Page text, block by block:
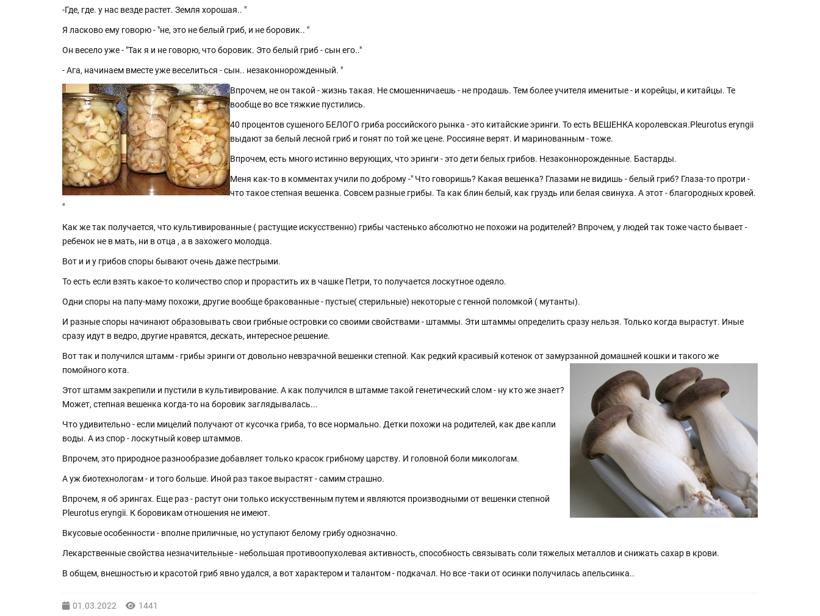
-Где, где. у нас везде растет. Земля хорошая.. "
Я ласково ему говорю - "не, это не белый гриб, и не боровик.. "
Он весело уже - "Так я и не говорю, что боровик. Это белый гриб - сын его.."
- Ага, начинаем вместе уже веселиться - сын.. незаконнорожденный. "
Впрочем, не он такой - жизнь такая. Не смошенничаешь - не продашь. Тем более учителя именитые - и корейцы, и китайцы. Те
вообще во все тяжкие пустились.
40 процентов сушеного БЕЛОГО гриба российского рынка - это китайские эринги. То есть ВЕШЕНКА королевская.Pleurotus eryngii
выдают за белый лесной гриб и гонят по той же цене. Россияне верят. И маринованным - тоже.
Впрочем, есть много истинно верующих, что эринги - это дети белых грибов. Незаконнорожденные. Бастарды.
Меня как-то в комментах учили по доброму -" Что говоришь? Какая вешенка? Глазами не видишь - белый гриб? Глаза-то протри -
что такое степная вешенка. Совсем разные грибы. Та как блин белый, как груздь или белая свинуха. А этот - благородных кровей.
"
Как же так получается, что культивированные ( растущие искусственно) грибы частенько абсолютно не похожи на родителей? Впрочем, у людей так тоже часто бывает -
ребенок не в мать, ни в отца , а в захожего молодца.
Вот и и у грибов споры бывают очень даже пестрыми.
То есть если взять какое-то количество спор и прорастить их в чашке Петри, то получается лоскутное одеяло.
Одни споры на папу-маму похожи, другие вообще бракованные - пустые( стерильные) некоторые с генной поломкой ( мутанты).
И разные споры начинают образовывать свои грибные островки со своими свойствами - штаммы. Эти штаммы определить сразу нельзя. Только когда вырастут. Иные
сразу идут в ведро, другие нравятся, дескать, интересное решение.
Вот так и получился штамм - грибы эринги от довольно невзрачной вешенки степной. Как редкий красивый котенок от замурзанной домашней кошки и такого же
помойного кота.
Этот штамм закрепили и пустили в культивирование. А как получился в штамме такой генетический слом - ну кто же знает?
Может, степная вешенка когда-то на боровик заглядывалась...
Что удивительно - если мицелий получают от кусочка гриба, то все нормально. Детки похожи на родителей, как две капли
воды. А из спор - лоскутный ковер штаммов.
Впрочем, это природное разнообразие добавляет только красок грибному царству. И головной боли микологам.
А уж биотехнологам - и того больше. Иной раз такое вырастят - самим страшно.
Впрочем, я об эрингах. Еще раз - растут они только искусственным путем и являются производными от вешенки степной
Pleurotus eryngii. К боровикам отношения не имеют.
Вкусовые особенности - вполне приличные, но уступают белому грибу однозначно.
Лекарственные свойства незначительные - небольшая противоопухолевая активность, способность связывать соли тяжелых металлов и снижать сахар в крови.
В общем, внешностью и красотой гриб явно удался, а вот характером и талантом - подкачал. Но все -таки от осинки получилась апельсинка..
01.03.2022 1441